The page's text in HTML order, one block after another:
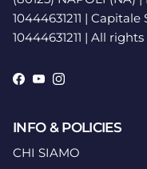
10444631211 |
10444631211 | All
Facebook
YouTube
Instagram
INFO & POLICIES
CHI SIAMO